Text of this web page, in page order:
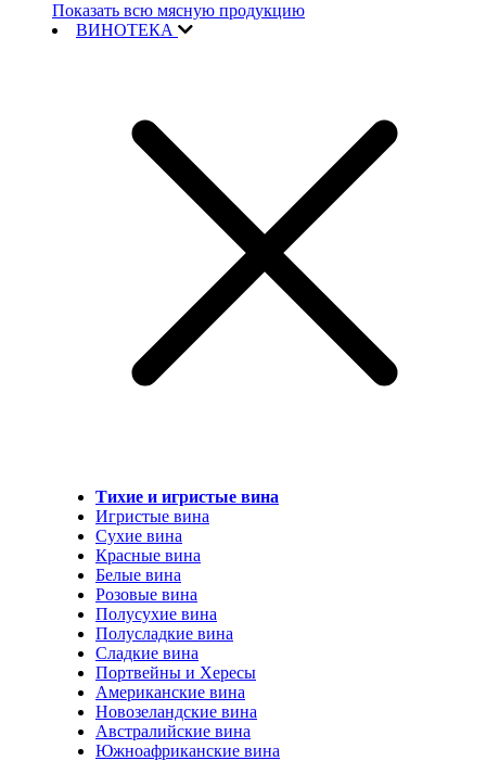
Показать всю мясную продукцию
ВИНОТЕКА
Тихие и игристые вина
Игристые вина
Сухие вина
Красные вина
Белые вина
Розовые вина
Полусухие вина
Полусладкие вина
Сладкие вина
Портвейны и Хересы
Американские вина
Новозеландские вина
Австралийские вина
Южноафриканские вина